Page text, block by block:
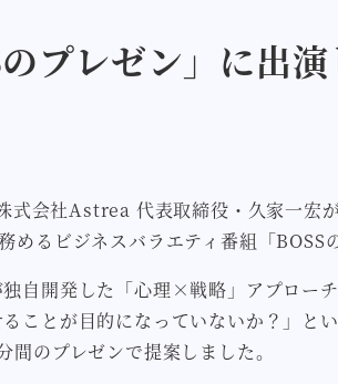
プレゼン」に出
式会社Astrea 代表取締役・久家一宏
めるビジネスバラエティ番組「BOSS
自開発した「心理×戦略」アプロー
ることが目的になっていないか？」
間のプレゼンで提案しました。